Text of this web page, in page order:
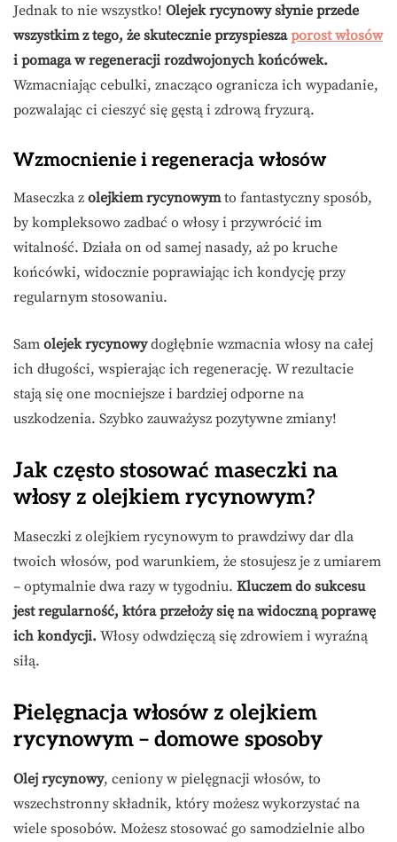
Jednak to nie wszystko! Olejek rycynowy słynie przede
wszystkim z tego, że skutecznie przyspieszaporost włosów
i pomaga w regeneracji rozdwojonych końcówek.
Wzmacniając cebulki, znacząco ogranicza ich wypadanie,
pozwalając ci cieszyć się gęstą i zdrową fryzurą.
Wzmocnienie i regeneracja włosów
Maseczka z olejkiem rycynowymto fantastyczny sposób,
by kompleksowo zadbać o włosy i przywrócić im
witalność. Działa on od samej nasady, aż po kruche
końcówki, widocznie poprawiając ich kondycję przy
regularnym stosowaniu.
Sam olejek rycynowydogłębnie wzmacnia włosy na całej
ich długości, wspierając ich regenerację. W rezultacie
stają się one mocniejsze i bardziej odporne na
uszkodzenia. Szybko zauważysz pozytywne zmiany!
Jak często stosować maseczki na
włosy z olejkiem rycynowym?
Maseczki z olejkiem rycynowym to prawdziwy dar dla
twoich włosów, pod warunkiem, że stosujesz je z umiarem
– optymalnie dwa razy w tygodniu. Kluczem do sukcesu
jest regularność, która przełoży się na widoczną poprawę
ich kondycji. Włosy odwdzięczą się zdrowiem i wyraźną
siłą.
Pielęgnacja włosów z olejkiem
rycynowym – domowe sposoby
Olej rycynowy, ceniony w pielęgnacji włosów, to
wszechstronny składnik, który możesz wykorzystać na
wiele sposobów. Możesz stosować go samodzielnie albo